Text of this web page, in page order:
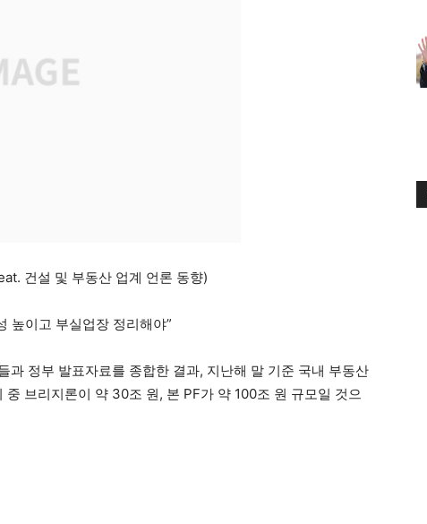
건설 및 부동산 업계 언론 동향)
높이고 부실업장 정리해야”
과 정부 발표자료를 종합한 결과, 지난해 말 기준 국내 부동산
브리지론이 약 30조 원, 본 PF가 약 100조 원 규모일 것으